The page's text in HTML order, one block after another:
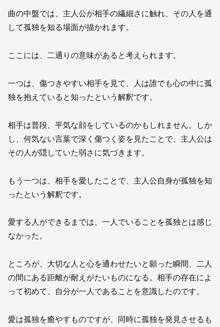
曲の中盤では、主人公が相手の繊細さに触れ、その人を通
して孤独を知る場面が描かれます。
ここには、二通りの意味があると考えられます。
一つは、傷つきやすい相手を見て、人は誰でも心の中に孤
独を抱えていると知ったという解釈です。
相手は普段、平気な顔をしているのかもしれません。しか
し、何気ない言葉で深く傷つく姿を見たことで、主人公は
その人が隠していた弱さに気づきます。
もう一つは、相手を愛したことで、主人公自身が孤独を知
ったという解釈です。
愛する人ができるまでは、一人でいることを孤独とは感じ
なかった。
ところが、大切な人と心を通わせたいと願った瞬間、二人
の間にある距離が耐えがたいものになる。相手の存在によ
って初めて、自分が一人であることを意識したのです。
愛は孤独を癒やすものですが、同時に孤独を発見させるも